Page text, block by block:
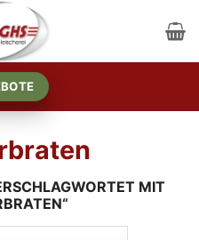
MIT